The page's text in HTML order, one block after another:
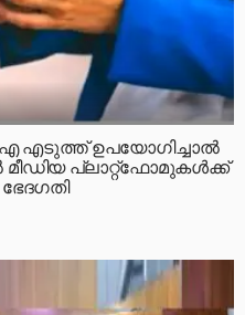
എടുത്ത് ഉപയോഗിച്ചാല്‍
പ്ലാറ്റ്‌ഫോമുകള്‍ക്ക്